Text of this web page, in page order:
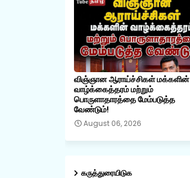
விஞ்ஞான ஆராய்ச்சிகள் மக்களின்
வாழ்க்கைத்தரம் மற்றும்
பொருளாதாரத்தை மேம்படுத்த
வேண்டும்!
August 06, 2026
கருத்துரையிடுக